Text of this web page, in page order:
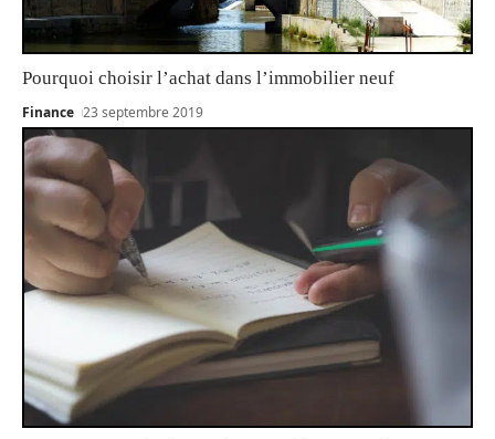
Pourquoi choisir l’achat dans l’immobilier neuf
Finance 23 septembre 2019